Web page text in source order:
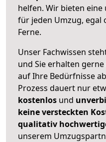
helfen. Wir bieten eine
für jeden Umzug, egal
Ferne.
Unser Fachwissen
und Sie erhalten
auf Ihre Bedürfnisse
Prozess dauert nur
kostenlos und
keine versteckten
qualitativ
unserem